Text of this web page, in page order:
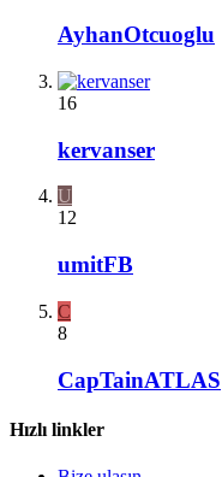
AyhanOtcuoglu
16
kervanser
U
12
umitFB
C
8
CapTainATLAS
Hızlı linkler